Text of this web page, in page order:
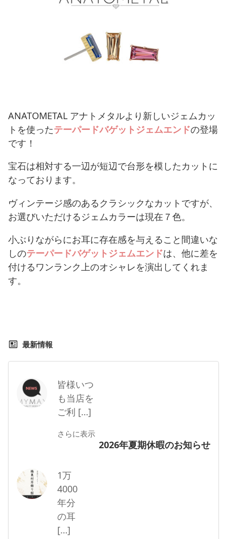
ANATOMETAL アナトメタルより新しいジェムカッ
トを使ったテーパードバゲットジェムエンドの登場
です！
宝石は相対する一辺が短辺で台形を模したカットに
なっております。
ヴィンテージ感のあるクラシックなカットですが、
お選びいただけるジェムカラーは現在７色。
小ぶりながらにお耳に存在感を与えること間違いな
しのテーパードバゲットジェムエンドは、他に差を
付けるワンランク上のオシャレを演出してくれま
す。
最新情報
2026年夏期休暇のお知らせ
皆様いつ
も当店を
ご利 […]
さらに表示
1万
4000
年分
の耳
[…]